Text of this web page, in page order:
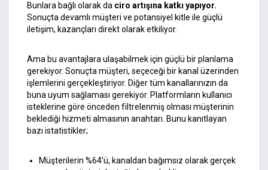
Bunlara bağlı olarak da ciro artışına katkı yapıyor.
Sonuçta devamlı müşteri ve potansiyel kitle ile güçlü
iletişim, kazançları direkt olarak etkiliyor.
Ama bu avantajlara ulaşabilmek için güçlü bir planlama
gerekiyor. Sonuçta müşteri, seçeceği bir kanal üzerinden
işlemlerini gerçekleştiriyor. Diğer tüm kanallarınızın da
buna uyum sağlaması gerekiyor. Platformların kullanıcı
isteklerine göre önceden filtrelenmiş olması müşterinin
beklediği hizmeti almasının anahtarı. Bunu kanıtlayan
bazı istatistikler;
Müşterilerin %64’ü, kanaldan bağımsız olarak gerçek